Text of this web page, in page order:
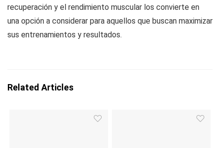
recuperación y el rendimiento muscular los convierte en
una opción a considerar para aquellos que buscan maximizar
sus entrenamientos y resultados.
Related Articles